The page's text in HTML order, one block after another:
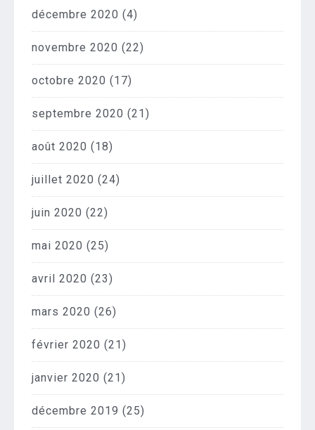
décembre 2020 (4)
novembre 2020 (22)
octobre 2020 (17)
septembre 2020 (21)
août 2020 (18)
juillet 2020 (24)
juin 2020 (22)
mai 2020 (25)
avril 2020 (23)
mars 2020 (26)
février 2020 (21)
janvier 2020 (21)
décembre 2019 (25)